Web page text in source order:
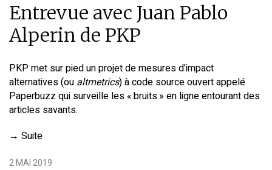
Entrevue avec Juan Pablo
Alperin de PKP
PKP met sur pied un projet de mesures d’impact
alternatives (ou altmetrics) à code source ouvert appelé
Paperbuzz qui surveille les « bruits » en ligne entourant des
articles savants.
→ Suite
2 MAI 2019